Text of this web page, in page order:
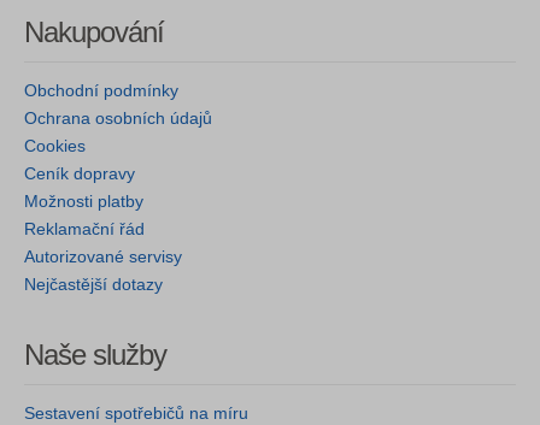
Nakupování
Obchodní podmínky
Ochrana osobních údajů
Cookies
Ceník dopravy
Možnosti platby
Reklamační řád
Autorizované servisy
Nejčastější dotazy
Naše služby
Sestavení spotřebičů na míru